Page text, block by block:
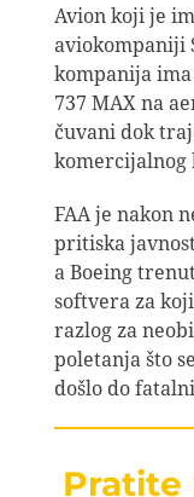
Avion koji je
aviokompaniji
kompanija
737 MAX na
čuvani dok
komercijalnog
FAA je nakon
pritiska
a Boeing
softvera za
razlog za
poletanja što
došlo do
Pratite